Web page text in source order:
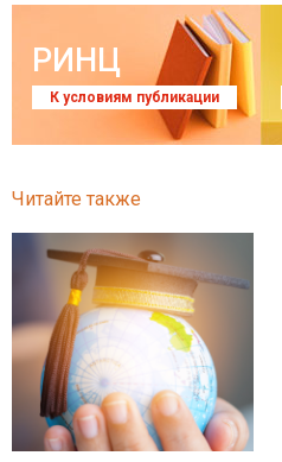
РИНЦ
К условиям публикации
Читайте также